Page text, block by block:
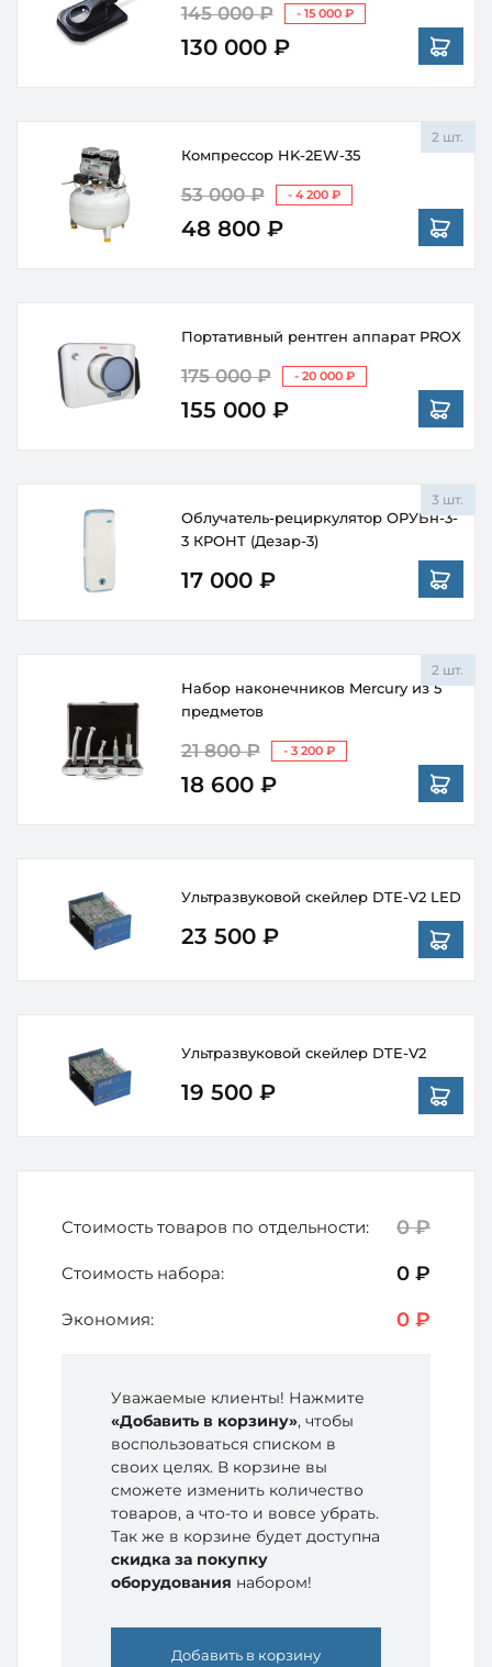
145 000 ₽ - 15 000 ₽
130 000 ₽
Компрессор HK-2EW-35
53 000 ₽ - 4 200 ₽
48 800 ₽
2 шт.
Портативный рентген аппарат PROX
175 000 ₽ - 20 000 ₽
155 000 ₽
Облучатель-рециркулятор ОРУБн-3-
3 КРОНТ (Дезар-3)
17 000 ₽
3 шт.
Набор наконечников Mercury из 5
предметов
21 800 ₽ - 3 200 ₽
18 600 ₽
2 шт.
Ультразвуковой скейлер DTE-V2 LED
23 500 ₽
Ультразвуковой скейлер DTE-V2
19 500 ₽
Стоимость товаров по отдельности: 0 ₽
Стоимость набора: 0 ₽
Экономия: 0 ₽
Уважаемые клиенты! Нажмите
«Добавить в корзину», чтобы
воспользоваться списком в
своих целях. В корзине вы
сможете изменить количество
товаров, а что-то и вовсе убрать.
Так же в корзине будет доступна
скидка за покупку
оборудования набором!
Добавить в корзину